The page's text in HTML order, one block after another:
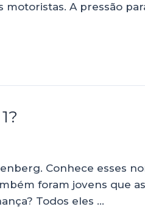
A pressão
Conhece esses
foram jovens que
Todos eles …